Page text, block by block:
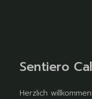
Sentiero
Herzlich